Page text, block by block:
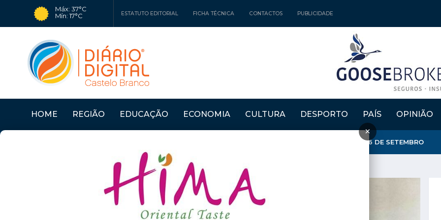
Máx: 37°C
Mín: 17°C
ESTATUTO EDITORIAL FICHA TÉCNICA CONTACTOS PUBLICIDADE
HOME REGIÃO EDUCAÇÃO ECONOMIA CULTURA DESPORTO PAÍS OPINIÃO
×
IDANHA-A-NOVA COMEMORA PRIMEIRO "DIA DA BOOMLAND" A 26 DE SETEMBRO